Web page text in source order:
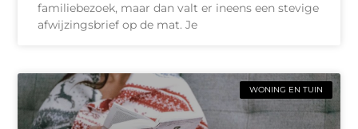
familiebezoek, maar dan valt er ineens een stevige
afwijzingsbrief op de mat. Je
WONING EN TUIN